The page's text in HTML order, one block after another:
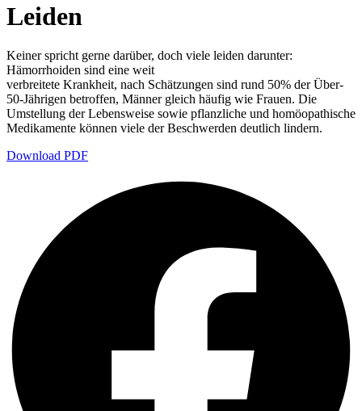
Leiden
Keiner spricht gerne darüber, doch viele leiden darunter:
Hämorrhoiden sind eine weit
verbreitete Krankheit, nach Schätzungen sind rund 50% der Über-
50-Jährigen betroffen, Männer gleich häufig wie Frauen. Die
Umstellung der Lebensweise sowie pflanzliche und homöopathische
Medikamente können viele der Beschwerden deutlich lindern.
Download PDF